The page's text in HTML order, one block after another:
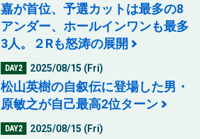
嘉が首位、予選カットは最多の8
アンダー、ホールインワンも最多
3人。２Rも怒涛の展開
DAY2 2025/08/15 (Fri)
松山英樹の自叙伝に登場した男・
原敏之が自己最高2位ターン
DAY2 2025/08/15 (Fri)